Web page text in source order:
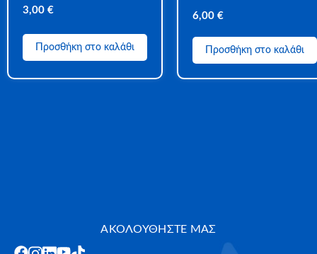
3,00 €
Προσθήκη στο καλάθι
6,00 €
Προσθήκη στο καλάθι
ΑΚΟΛΟΥΘΗΣΤΕ ΜΑΣ